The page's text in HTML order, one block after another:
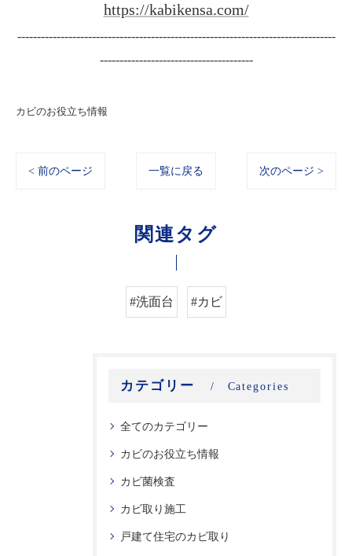
https://kabikensa.com/
---------------------------------------------------------------------------------
---------------------------------------
カビのお役立ち情報
< 前のページ 一覧に戻る 次のページ >
関連タグ
#洗面台 #カビ
カテゴリー Categories
全てのカテゴリー
カビのお役立ち情報
カビ菌検査
カビ取り施工
戸建て住宅のカビ取り